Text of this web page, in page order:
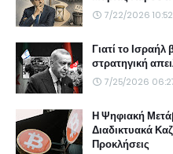
7/22/2026
Γιατί το
στρατηγική
7/25/2026
Η Ψηφιακή
Διαδικτυακά
Προκλήσεις